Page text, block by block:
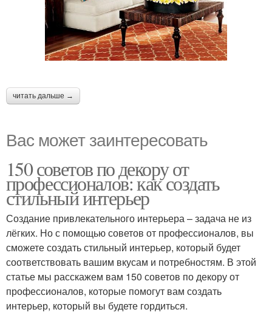
читать дальше →
Вас может заинтересовать
150 советов по декору от
профессионалов: как создать
стильный интерьер
Создание привлекательного интерьера – задача не из
лёгких. Но с помощью советов от профессионалов, вы
сможете создать стильный интерьер, который будет
соответствовать вашим вкусам и потребностям. В этой
статье мы расскажем вам 150 советов по декору от
профессионалов, которые помогут вам создать
интерьер, который вы будете гордиться.